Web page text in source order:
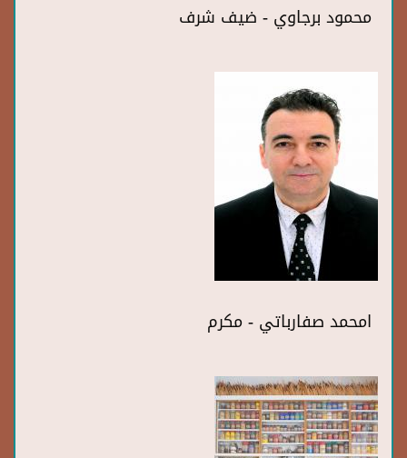
محمود برجاوي - ضيف شرف
امحمد صفارباتي - مكرم